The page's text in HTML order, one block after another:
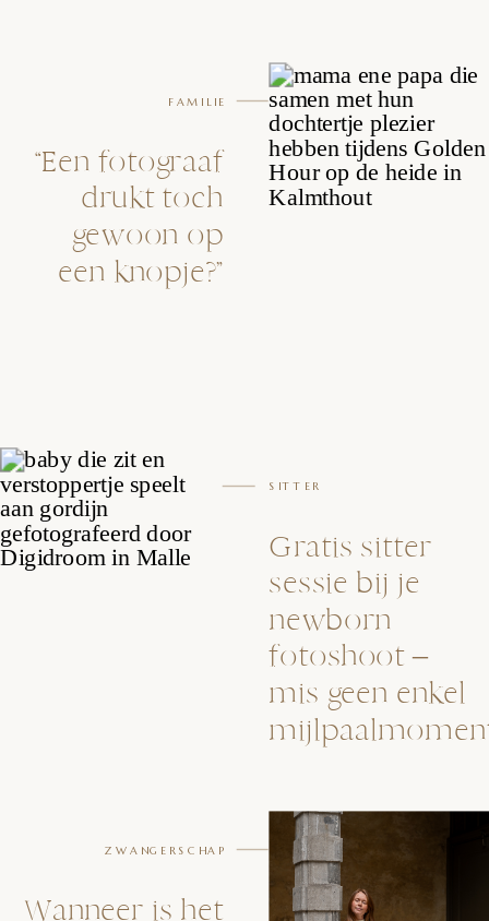
“Een fotograaf
drukt toch
gewoon op
een knopje?”
FAMILIE
Gratis sitter
sessie bij je
newborn
fotoshoot –
mis geen enkel
SITTER
Wanneer is het
ZWANGERSCHAP